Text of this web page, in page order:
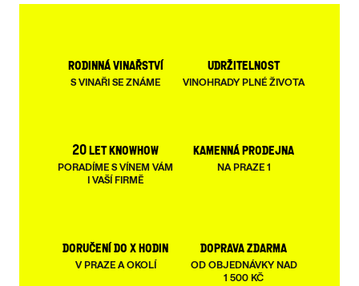
rodinná vinařství
S VINAŘI SE ZNÁME
udržitelnost
VINOHRADY PLNÉ ŽIVOTA
20 let knowhow
PORADÍME S VÍNEM VÁM
I VAŠÍ FIRMĚ
kamenná prodejna
NA PRAZE 1
doručení do x hodin
V PRAZE A OKOLÍ
doprava zdarma
OD OBJEDNÁVKY NAD
1 500 KČ